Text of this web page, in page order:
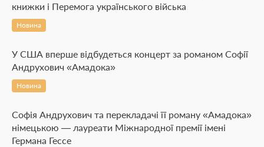
книжки і Перемога українського війська
Новина
У США вперше відбудеться концерт за романом Софії
Андрухович «Амадока»
Новина
Софія Андрухович та перекладачі її роману «Амадока»
німецькою — лауреати Міжнародної премії імені
Германа Гессе